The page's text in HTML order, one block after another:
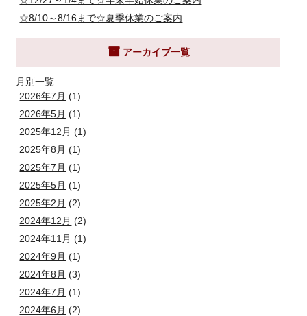
☆8/10～8/16まで☆夏季休業のご案内
アーカイブ一覧
月別一覧
2026年7月 (1)
2026年5月 (1)
2025年12月 (1)
2025年8月 (1)
2025年7月 (1)
2025年5月 (1)
2025年2月 (2)
2024年12月 (2)
2024年11月 (1)
2024年9月 (1)
2024年8月 (3)
2024年7月 (1)
2024年6月 (2)